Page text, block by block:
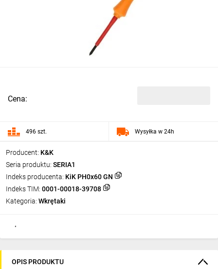
Producent: K&K
Seria produktu: SERIA1
Indeks producenta: KiK PH0x60 GN
Indeks TIM: 0001-00018-39708
Kategoria: Wkrętaki
Cena:
496 szt. Wysyłka w 24h
OPIS PRODUKTU